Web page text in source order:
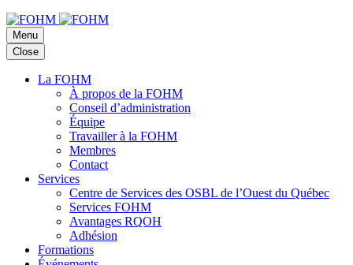
Menu
Close
La FOHM
À propos de la FOHM
Conseil d’administration
Équipe
Travailler à la FOHM
Membres
Contact
Services
Centre de Services des OSBL de l’Ouest du Québec
Services FOHM
Avantages RQOH
Adhésion
Formations